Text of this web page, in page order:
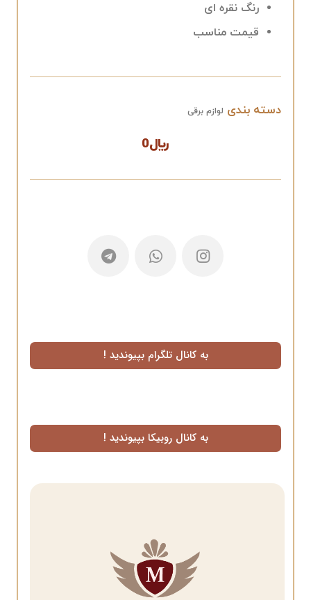
رنگ نقره ای
قیمت مناسب
دسته بندی لوازم برقی
﷼0
به کانال تلگرام بپیوندید !
به کانال روبیکا بپیوندید !